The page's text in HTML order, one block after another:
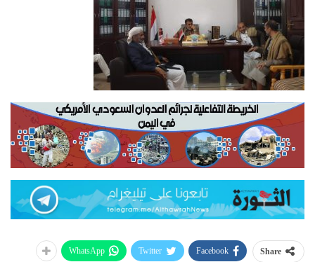
Share
Facebook
Twitter
WhatsApp